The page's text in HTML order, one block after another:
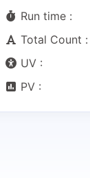
Run time :
Total Count :
UV :
PV :